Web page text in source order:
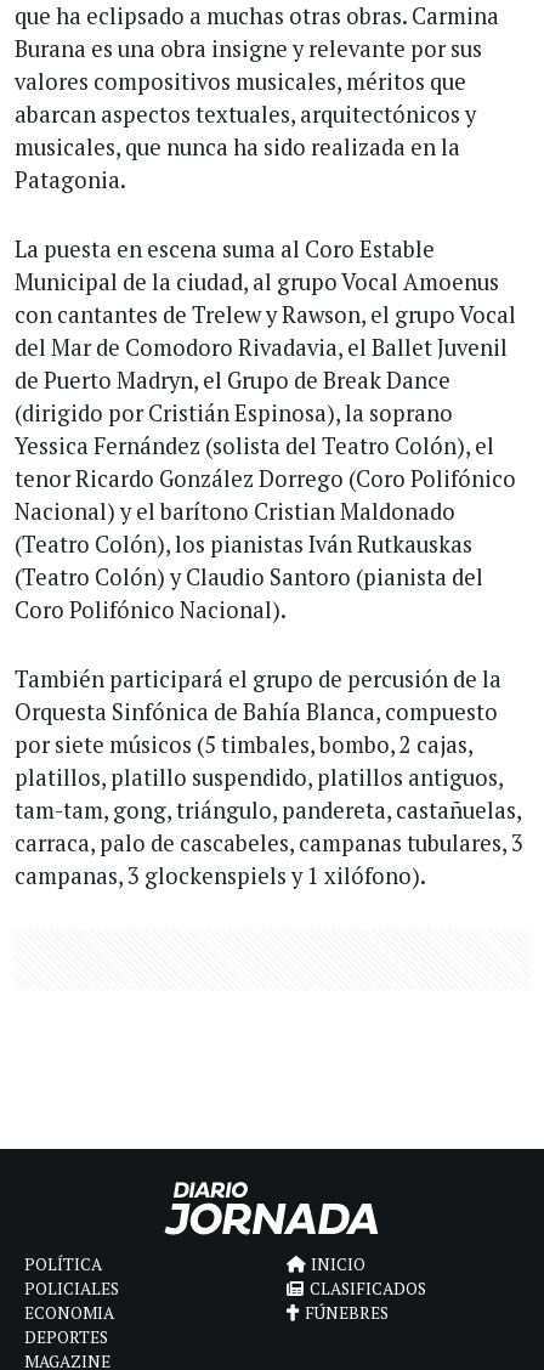
que ha eclipsado a muchas otras obras. Carmina
Burana es una obra insigne y relevante por sus
valores compositivos musicales, méritos que
abarcan aspectos textuales, arquitectónicos y
musicales, que nunca ha sido realizada en la
Patagonia.
La puesta en escena suma al Coro Estable
Municipal de la ciudad, al grupo Vocal Amoenus
con cantantes de Trelew y Rawson, el grupo Vocal
del Mar de Comodoro Rivadavia, el Ballet Juvenil
de Puerto Madryn, el Grupo de Break Dance
(dirigido por Cristián Espinosa), la soprano
Yessica Fernández (solista del Teatro Colón), el
tenor Ricardo González Dorrego (Coro Polifónico
Nacional) y el barítono Cristian Maldonado
(Teatro Colón), los pianistas Iván Rutkauskas
(Teatro Colón) y Claudio Santoro (pianista del
Coro Polifónico Nacional).
También participará el grupo de percusión de la
Orquesta Sinfónica de Bahía Blanca, compuesto
por siete músicos (5 timbales, bombo, 2 cajas,
platillos, platillo suspendido, platillos antiguos,
tam-tam, gong, triángulo, pandereta, castañuelas,
carraca, palo de cascabeles, campanas tubulares, 3
campanas, 3 glockenspiels y 1 xilófono).
POLÍTICA
POLICIALES
ECONOMIA
DEPORTES
MAGAZINE
INICIO
CLASIFICADOS
FÚNEBRES